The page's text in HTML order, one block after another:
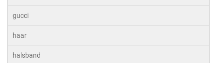
gucci
haar
halsband